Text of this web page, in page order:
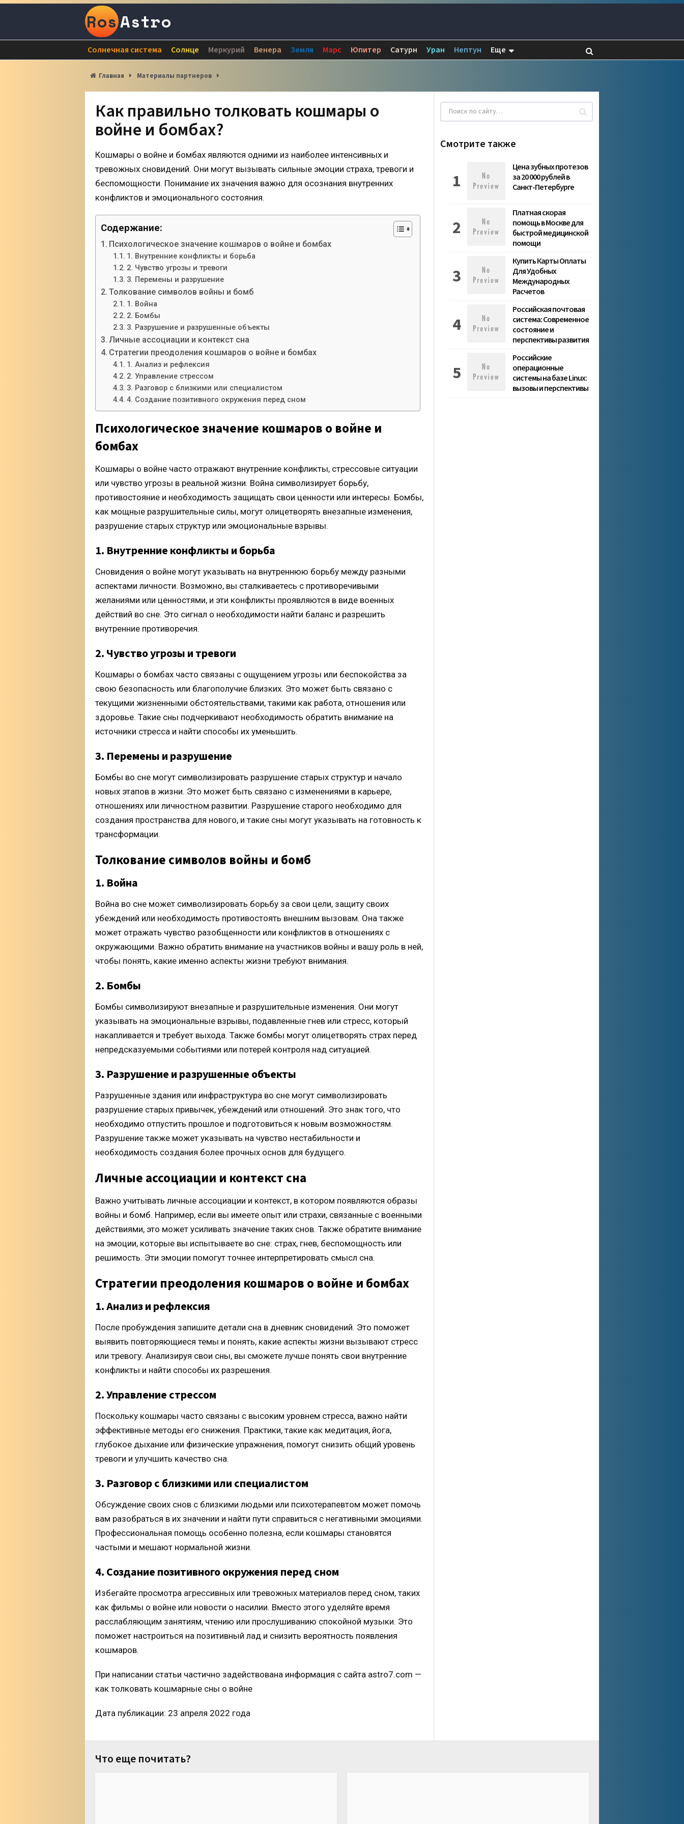
RosAstro
Солнечная система Солнце Меркурий Венера Земля Марс Юпитер Сатурн Уран Нептун Еще
Главная Материалы партнеров
Как правильно толковать кошмары о
войне и бомбах?
Кошмары о войне и бомбах являются одними из наиболее интенсивных и
тревожных сновидений. Они могут вызывать сильные эмоции страха, тревоги и
беспомощности. Понимание их значения важно для осознания внутренних
конфликтов и эмоционального состояния.
Содержание:
Психологическое значение кошмаров о войне и бомбах
1. Внутренние конфликты и борьба
2. Чувство угрозы и тревоги
3. Перемены и разрушение
Толкование символов войны и бомб
1. Война
2. Бомбы
3. Разрушение и разрушенные объекты
Личные ассоциации и контекст сна
Стратегии преодоления кошмаров о войне и бомбах
1. Анализ и рефлексия
2. Управление стрессом
3. Разговор с близкими или специалистом
4. Создание позитивного окружения перед сном
Психологическое значение кошмаров о войне и
бомбах
Кошмары о войне часто отражают внутренние конфликты, стрессовые ситуации
или чувство угрозы в реальной жизни. Война символизирует борьбу,
противостояние и необходимость защищать свои ценности или интересы. Бомбы,
как мощные разрушительные силы, могут олицетворять внезапные изменения,
разрушение старых структур или эмоциональные взрывы.
1. Внутренние конфликты и борьба
Сновидения о войне могут указывать на внутреннюю борьбу между разными
аспектами личности. Возможно, вы сталкиваетесь с противоречивыми
желаниями или ценностями, и эти конфликты проявляются в виде военных
действий во сне. Это сигнал о необходимости найти баланс и разрешить
внутренние противоречия.
2. Чувство угрозы и тревоги
Кошмары о бомбах часто связаны с ощущением угрозы или беспокойства за
свою безопасность или благополучие близких. Это может быть связано с
текущими жизненными обстоятельствами, такими как работа, отношения или
здоровье. Такие сны подчеркивают необходимость обратить внимание на
источники стресса и найти способы их уменьшить.
3. Перемены и разрушение
Бомбы во сне могут символизировать разрушение старых структур и начало
новых этапов в жизни. Это может быть связано с изменениями в карьере,
отношениях или личностном развитии. Разрушение старого необходимо для
создания пространства для нового, и такие сны могут указывать на готовность к
трансформации.
Толкование символов войны и бомб
1. Война
Война во сне может символизировать борьбу за свои цели, защиту своих
убеждений или необходимость противостоять внешним вызовам. Она также
может отражать чувство разобщенности или конфликтов в отношениях с
окружающими. Важно обратить внимание на участников войны и вашу роль в ней,
чтобы понять, какие именно аспекты жизни требуют внимания.
2. Бомбы
Бомбы символизируют внезапные и разрушительные изменения. Они могут
указывать на эмоциональные взрывы, подавленные гнев или стресс, который
накапливается и требует выхода. Также бомбы могут олицетворять страх перед
непредсказуемыми событиями или потерей контроля над ситуацией.
3. Разрушение и разрушенные объекты
Разрушенные здания или инфраструктура во сне могут символизировать
разрушение старых привычек, убеждений или отношений. Это знак того, что
необходимо отпустить прошлое и подготовиться к новым возможностям.
Разрушение также может указывать на чувство нестабильности и
необходимость создания более прочных основ для будущего.
Личные ассоциации и контекст сна
Важно учитывать личные ассоциации и контекст, в котором появляются образы
войны и бомб. Например, если вы имеете опыт или страхи, связанные с военными
действиями, это может усиливать значение таких снов. Также обратите внимание
на эмоции, которые вы испытываете во сне: страх, гнев, беспомощность или
решимость. Эти эмоции помогут точнее интерпретировать смысл сна.
Стратегии преодоления кошмаров о войне и бомбах
1. Анализ и рефлексия
После пробуждения запишите детали сна в дневник сновидений. Это поможет
выявить повторяющиеся темы и понять, какие аспекты жизни вызывают стресс
или тревогу. Анализируя свои сны, вы сможете лучше понять свои внутренние
конфликты и найти способы их разрешения.
2. Управление стрессом
Поскольку кошмары часто связаны с высоким уровнем стресса, важно найти
эффективные методы его снижения. Практики, такие как медитация, йога,
глубокое дыхание или физические упражнения, помогут снизить общий уровень
тревоги и улучшить качество сна.
3. Разговор с близкими или специалистом
Обсуждение своих снов с близкими людьми или психотерапевтом может помочь
вам разобраться в их значении и найти пути справиться с негативными эмоциями.
Профессиональная помощь особенно полезна, если кошмары становятся
частыми и мешают нормальной жизни.
4. Создание позитивного окружения перед сном
Избегайте просмотра агрессивных или тревожных материалов перед сном, таких
как фильмы о войне или новости о насилии. Вместо этого уделяйте время
расслабляющим занятиям, чтению или прослушиванию спокойной музыки. Это
поможет настроиться на позитивный лад и снизить вероятность появления
кошмаров.
При написании статьи частично задействована информация с сайта astro7.com —
как толковать кошмарные сны о войне
Дата публикации: 23 апреля 2022 года
Смотрите также
Цена зубных протезов
за 20 000 рублей в
Санкт-Петербурге
Платная скорая
помощь в Москве для
быстрой медицинской
помощи
Купить Карты Оплаты
Для Удобных
Международных
Расчетов
Российская почтовая
система: Современное
состояние и
перспективы развития
Российские
операционные
системы на базе Linux:
вызовы и перспективы
Что еще почитать?